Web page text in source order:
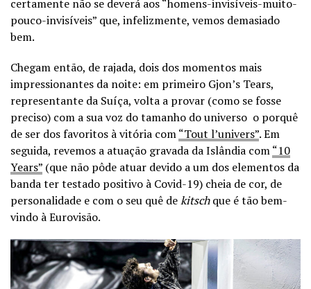
certamente não se deverá aos “homens-invisíveis-muito-
pouco-invisíveis” que, infelizmente, vemos demasiado
bem.
Chegam então, de rajada, dois dos momentos mais
impressionantes da noite: em primeiro Gjon’s Tears,
representante da Suíça, volta a provar (como se fosse
preciso) com a sua voz do tamanho do universo o porquê
de ser dos favoritos à vitória com“Tout l’univers”. Em
seguida, revemos a atuação gravada da Islândia com“10
Years” (que não pôde atuar devido a um dos elementos da
banda ter testado positivo à Covid-19) cheia de cor, de
personalidade e com o seu quê dekitschque é tão bem-
vindo à Eurovisão.